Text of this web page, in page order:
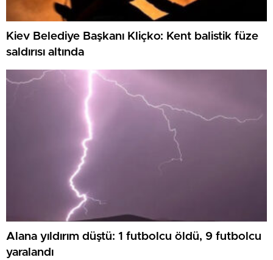
Kiev Belediye Başkanı Kliçko: Kent balistik füze
saldırısı altında
Alana yıldırım düştü: 1 futbolcu öldü, 9 futbolcu
yaralandı